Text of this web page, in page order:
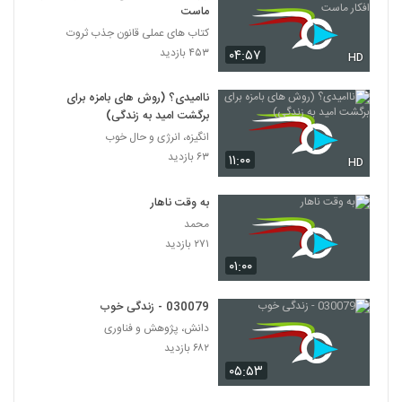
103
030104 - منطق سری اول
۴۴۷ بازدید
030105 - منطق سری اول
030106 - منطق سری اول
030107 - منطق سری اول
030108 - منطق سری اول
۴۹۲ بازدید
۰۴:۵۷ HD
ماست
کتاب های عملی قانون جذب ثروت
۴۵۳ بازدید
۱۱:۰۰ HD
ناامیدی؟ (روش های بامزه برای
برگشت امید به زندگی)
انگیزه، انرژی و حال خوب
۶۳ بازدید
۰۱:۰۰
به وقت ناهار
محمد
۲۷۱ بازدید
۰۵:۵۳
030079 - زندگی خوب
دانش، پژوهش و فناوری
۶۸۲ بازدید